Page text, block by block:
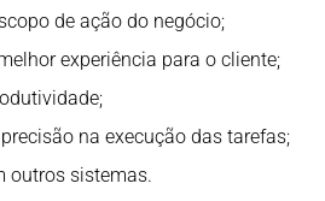
de ação do negócio;
experiência para o cliente;
na execução das tarefas;
outros sistemas.